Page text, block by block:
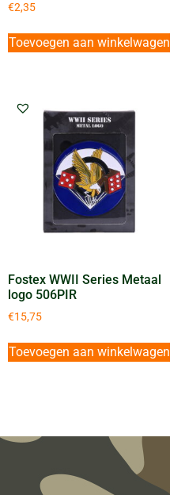
€2,35
Toevoegen aan winkelwagen
Fostex WWII Series Metaal
logo 506PIR
€15,75
Toevoegen aan winkelwagen